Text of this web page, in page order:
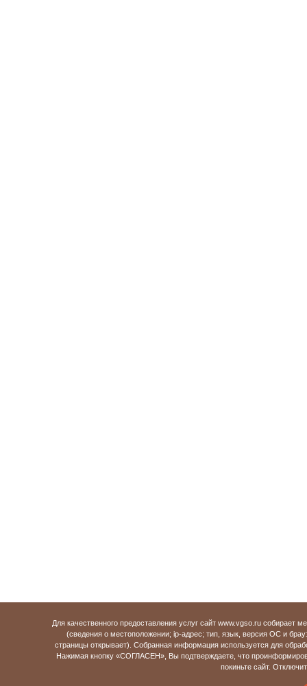
Для качественного предоставления услуг сайт www.vgso.ru
(сведения о местоположении; ip-адрес; тип, язык, версия ОС и
страницы открывает). Собранная информация используется для
Нажимая кнопку «СОГЛАСЕН», Вы подтверждаете, что
покиньте сайт.